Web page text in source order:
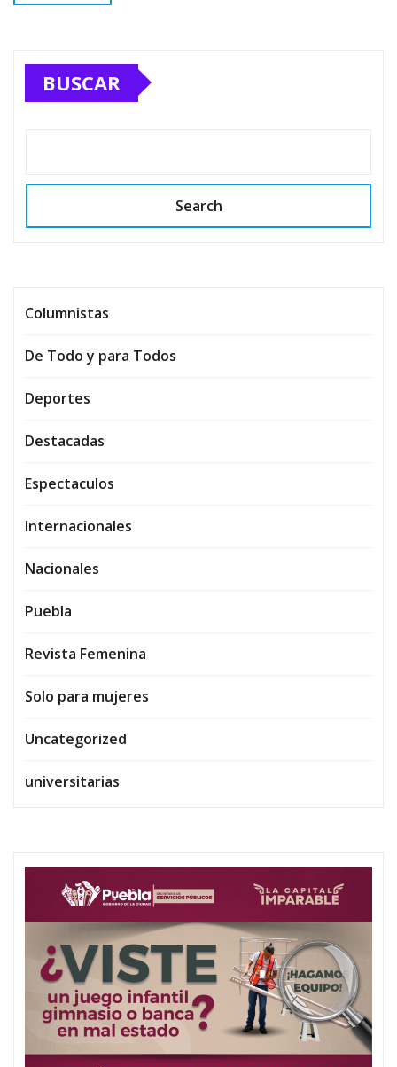
BUSCAR
Search
Columnistas
De Todo y para Todos
Deportes
Destacadas
Espectaculos
Internacionales
Nacionales
Puebla
Revista Femenina
Solo para mujeres
Uncategorized
universitarias